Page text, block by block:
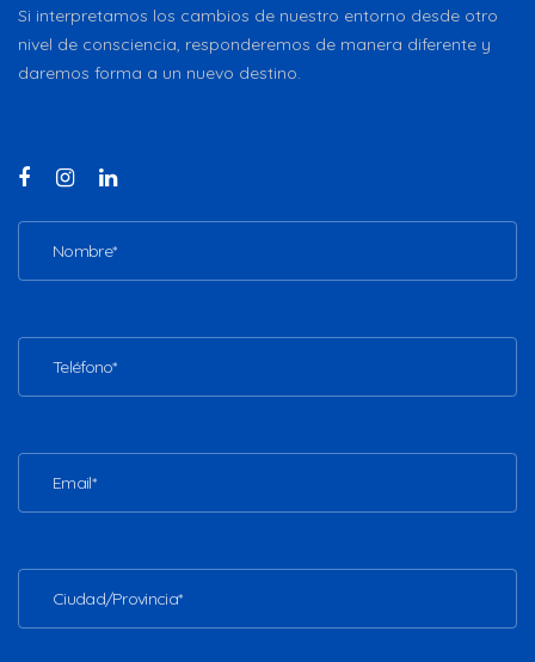
Si interpretamos los cambios de nuestro entorno desde otro
nivel de consciencia, responderemos de manera diferente y
daremos forma a un nuevo destino.